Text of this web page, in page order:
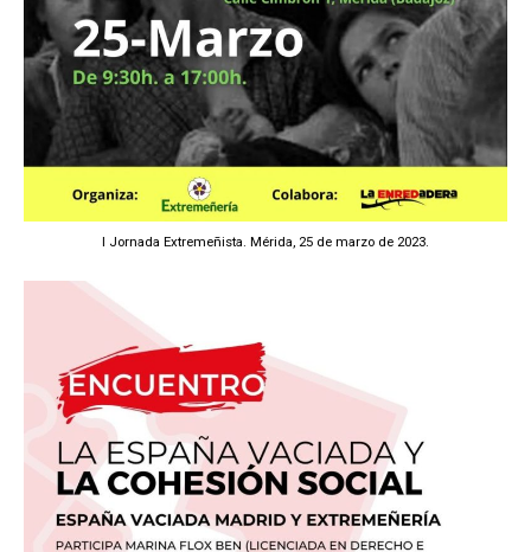
I Jornada Extremeñista. Mérida, 25 de marzo de 2023.